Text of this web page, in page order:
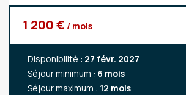
1 200 € / mois
Disponibilité : 27 févr. 2027
Séjour minimum : 6 mois
Séjour maximum : 12 mois